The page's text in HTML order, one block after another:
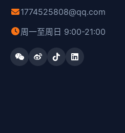
1774525808@qq.com
周一至周日 9:00-21:00